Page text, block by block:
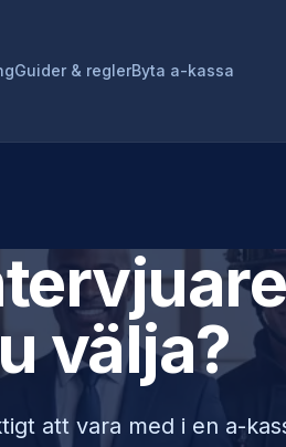
Guider & reglerByta a-kassa
välja?
att vara med i en a-